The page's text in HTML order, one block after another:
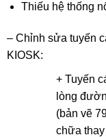
Thiếu hệ thống
– Chỉnh sửa tuyến
KIOSK:
+ Tuyến
lòng
(bản vẽ
chữa